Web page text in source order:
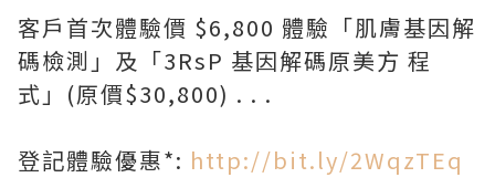
客戶首次體驗價 $6,800 體驗「肌膚基因解
碼檢測」及「3RsP 基因解碼原美方 程
式」(原價$30,800) . . .
登記體驗優惠*: http://bit.ly/2WqzTEq